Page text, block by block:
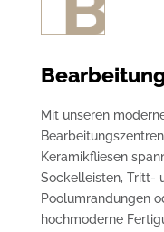
Mit unseren
Keramikfliesen
Sockelleisten, Tritt-
Poolumrandungen
hochmoderne